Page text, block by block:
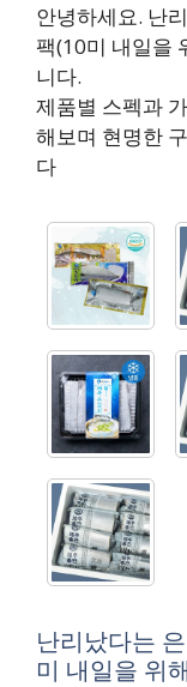
안녕하세요. 난
팩(10미 내일을
니다.
제품별 스펙과
해보며 현명한
다
난리났다는
미 내일을 위